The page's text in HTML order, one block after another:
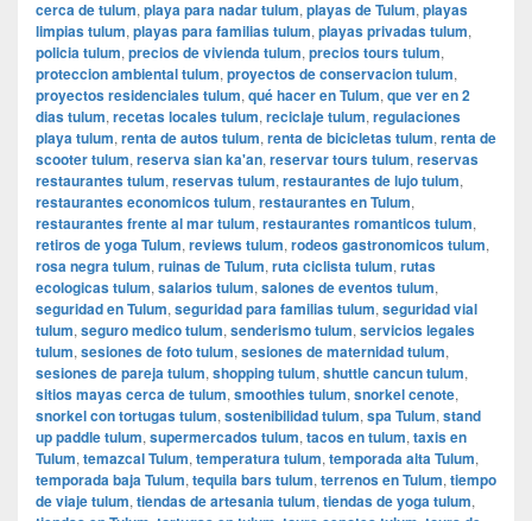
cerca de tulum, playa para nadar tulum, playas de Tulum, playas
limpias tulum, playas para familias tulum, playas privadas tulum,
policia tulum, precios de vivienda tulum, precios tours tulum,
proteccion ambiental tulum, proyectos de conservacion tulum,
proyectos residenciales tulum, qué hacer en Tulum, que ver en 2
dias tulum, recetas locales tulum, reciclaje tulum, regulaciones
playa tulum, renta de autos tulum, renta de bicicletas tulum, renta de
scooter tulum, reserva sian ka'an, reservar tours tulum, reservas
restaurantes tulum, reservas tulum, restaurantes de lujo tulum,
restaurantes economicos tulum, restaurantes en Tulum,
restaurantes frente al mar tulum, restaurantes romanticos tulum,
retiros de yoga Tulum, reviews tulum, rodeos gastronomicos tulum,
rosa negra tulum, ruinas de Tulum, ruta ciclista tulum, rutas
ecologicas tulum, salarios tulum, salones de eventos tulum,
seguridad en Tulum, seguridad para familias tulum, seguridad vial
tulum, seguro medico tulum, senderismo tulum, servicios legales
tulum, sesiones de foto tulum, sesiones de maternidad tulum,
sesiones de pareja tulum, shopping tulum, shuttle cancun tulum,
sitios mayas cerca de tulum, smoothies tulum, snorkel cenote,
snorkel con tortugas tulum, sostenibilidad tulum, spa Tulum, stand
up paddle tulum, supermercados tulum, tacos en tulum, taxis en
Tulum, temazcal Tulum, temperatura tulum, temporada alta Tulum,
temporada baja Tulum, tequila bars tulum, terrenos en Tulum, tiempo
de viaje tulum, tiendas de artesania tulum, tiendas de yoga tulum,